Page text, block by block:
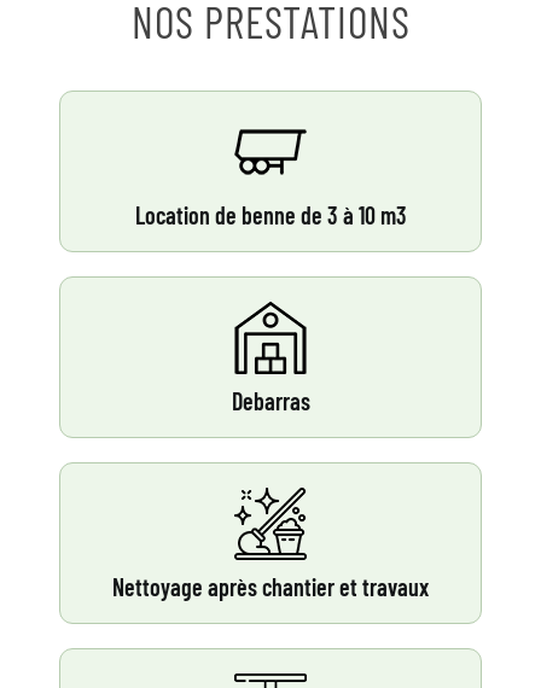
NOS PRESTATIONS
Location de benne de 3 à 10 m3
Debarras
Nettoyage après chantier et travaux